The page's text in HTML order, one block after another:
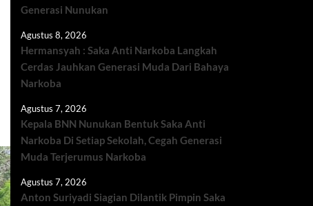
Generasi Nunukan
Agustus 8, 2026
Hermansyah : Saka Anti Narkoba Langkah
Cerdas Jauhkan Generasi Muda Dari Bahaya
Narkoba
Agustus 7, 2026
Kepala BNN Nunukan Bentuk Saka Anti
Narkoba Di Setiap Sekolah, Cegah Generasi
Muda Terjerumus Narkoba
Agustus 7, 2026
Anton Suriyadi Siagian Dilantik Pimpin Saka